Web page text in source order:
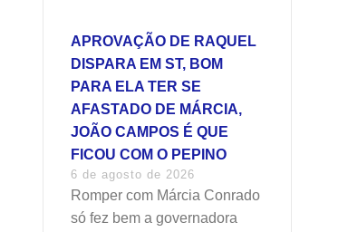
APROVAÇÃO DE RAQUEL
DISPARA EM ST, BOM
PARA ELA TER SE
AFASTADO DE MÁRCIA,
JOÃO CAMPOS É QUE
FICOU COM O PEPINO
6 de agosto de 2026
Romper com Márcia Conrado
só fez bem a governadora